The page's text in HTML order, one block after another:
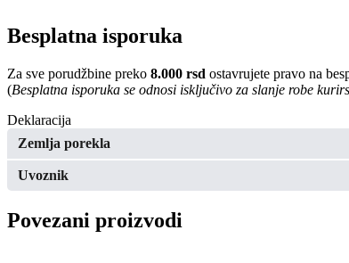
Besplatna isporuka
Za sve porudžbine preko 8.000 rsd ostavrujete pravo na
(Besplatna isporuka se odnosi isključivo za slanje robe
Deklaracija
Zemlja porekla
Uvoznik
Povezani proizvodi